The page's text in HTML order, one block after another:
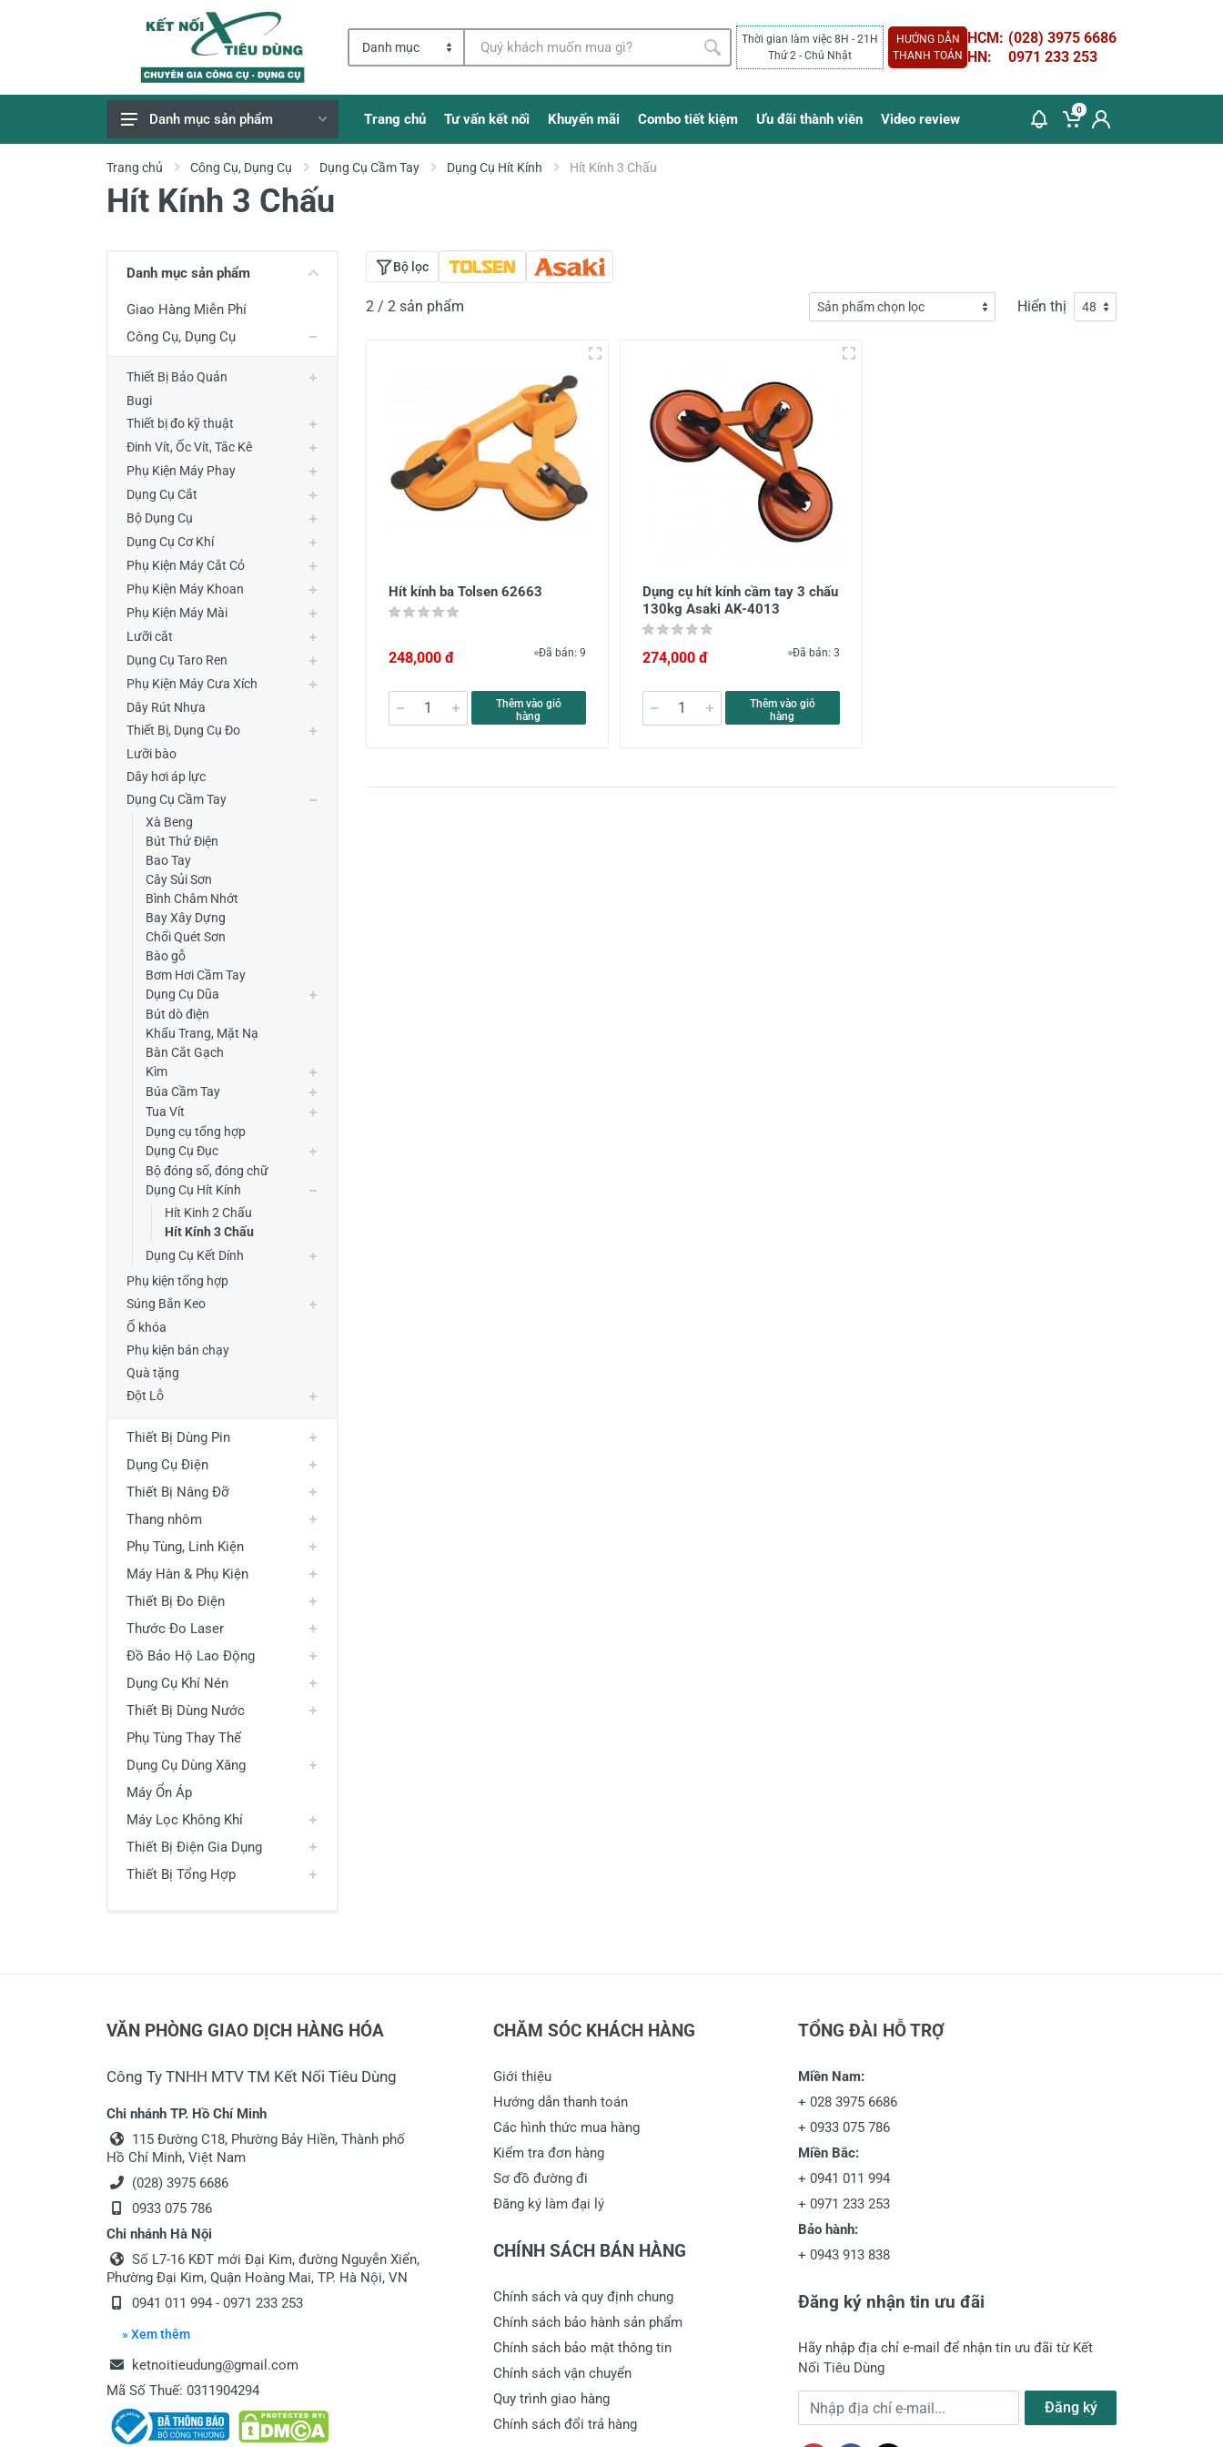
Thời gian làm việc 8H - 21H
Thứ 2 - Chủ Nhật
HƯỚNG DẪN
THANH TOÁN
HCM: (028) 3975 6686
HN:
0971 233 253
Giao Hàng Miễn Phí
Công Cụ, Dụng Cụ
Thiết Bị Đo Điện
Thước Đo Laser
Đồ Bảo Hộ Lao Động
Danh mục sản phẩm Trang chủ Tư vấn kết nối Khuyến mãi Combo tiết kiệm Ưu đãi thành viên Video review
0
Trang chủ Công Cụ, Dụng Cụ Dụng Cụ Cầm Tay Dụng Cụ Hít Kính Hít Kính 3 Chấu
Hít Kính 3 Chấu
Danh mục sản phẩm
Giao Hàng Miễn Phí
Công Cụ, Dụng Cụ
Thiết Bị Bảo Quản
Bugi
Thiết bị đo kỹ thuật
Đinh Vít, Ốc Vít, Tắc Kê
Phụ Kiện Máy Phay
Dụng Cụ Cắt
Bộ Dụng Cụ
Dụng Cụ Cơ Khí
Phụ Kiện Máy Cắt Cỏ
Phụ Kiện Máy Khoan
Phụ Kiện Máy Mài
Lưỡi cắt
Dụng Cụ Taro Ren
Phụ Kiện Máy Cưa Xích
Dây Rút Nhựa
Thiết Bị, Dụng Cụ Đo
Lưỡi bào
Dây hơi áp lực
Dụng Cụ Cầm Tay
Xà Beng
Bút Thử Điện
Bao Tay
Cây Sủi Sơn
Bình Châm Nhớt
Bay Xây Dựng
Chổi Quét Sơn
Bào gỗ
Bơm Hơi Cầm Tay
Dụng Cụ Dũa
Bút dò điện
Khẩu Trang, Mặt Nạ
Bàn Cắt Gạch
Kìm
Búa Cầm Tay
Tua Vít
Dụng cụ tổng hợp
Dụng Cụ Đục
Bộ đóng số, đóng chữ
Dụng Cụ Hít Kính
Hít Kinh 2 Chấu
Hít Kính 3 Chấu
Dụng Cụ Kết Dính
Phụ kiện tổng hợp
Súng Bắn Keo
Ổ khóa
Phụ kiện bán chạy
Quà tặng
Đột Lỗ
Thiết Bị Dùng Pin
Dụng Cụ Điện
Thiết Bị Nâng Đỡ
Thang nhôm
Phụ Tùng, Linh Kiện
Máy Hàn & Phụ Kiện
Thiết Bị Đo Điện
Thước Đo Laser
Đồ Bảo Hộ Lao Động
Dụng Cụ Khí Nén
Thiết Bị Dùng Nước
Phụ Tùng Thay Thế
Dụng Cụ Dùng Xăng
Máy Ổn Áp
Máy Lọc Không Khí
Thiết Bị Điện Gia Dụng
Thiết Bị Tổng Hợp
Bộ lọc
2 / 2 sản phẩm Hiển thị
Hít kính ba Tolsen 62663
248,000 đ Đã bán: 9
Thêm vào giỏ
hàng
Dụng cụ hít kính cầm tay 3 chấu
130kg Asaki AK-4013
274,000 đ Đã bán: 3
Thêm vào giỏ
hàng
VĂN PHÒNG GIAO DỊCH HÀNG HÓA
Công Ty TNHH MTV TM Kết Nối Tiêu Dùng
Chi nhánh TP. Hồ Chí Minh
115 Đường C18, Phường Bảy Hiền, Thành phố
Hồ Chí Minh, Việt Nam
(028) 3975 6686
0933 075 786
Chi nhánh Hà Nội
Số L7-16 KĐT mới Đại Kim, đường Nguyễn Xiển,
Phường Đại Kim, Quận Hoàng Mai, TP. Hà Nội, VN
0941 011 994 - 0971 233 253
» Xem thêm
ketnoitieudung@gmail.com
Mã Số Thuế: 0311904294
CHĂM SÓC KHÁCH HÀNG
Giới thiệu
Hướng dẫn thanh toán
Các hình thức mua hàng
Kiểm tra đơn hàng
Sơ đồ đường đi
Đăng ký làm đại lý
CHÍNH SÁCH BÁN HÀNG
Chính sách và quy định chung
Chính sách bảo hành sản phẩm
Chính sách bảo mật thông tin
Chính sách vận chuyển
Quy trình giao hàng
Chính sách đổi trả hàng
TỔNG ĐÀI HỖ TRỢ
Miền Nam:
+ 028 3975 6686
+ 0933 075 786
Miền Bắc:
+ 0941 011 994
+ 0971 233 253
Bảo hành:
+ 0943 913 838
Đăng ký nhận tin ưu đãi
Hãy nhập địa chỉ e-mail để nhận tin ưu đãi từ Kết
Nối Tiêu Dùng
Địa chỉ e-mail Đăng ký